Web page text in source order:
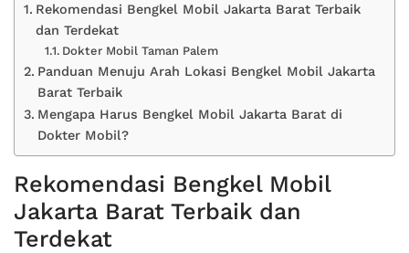
Rekomendasi Bengkel Mobil Jakarta Barat Terbaik
dan Terdekat
Dokter Mobil Taman Palem
Panduan Menuju Arah Lokasi Bengkel Mobil Jakarta
Barat Terbaik
Mengapa Harus Bengkel Mobil Jakarta Barat di
Dokter Mobil?
Rekomendasi Bengkel Mobil
Jakarta Barat Terbaik dan
Terdekat